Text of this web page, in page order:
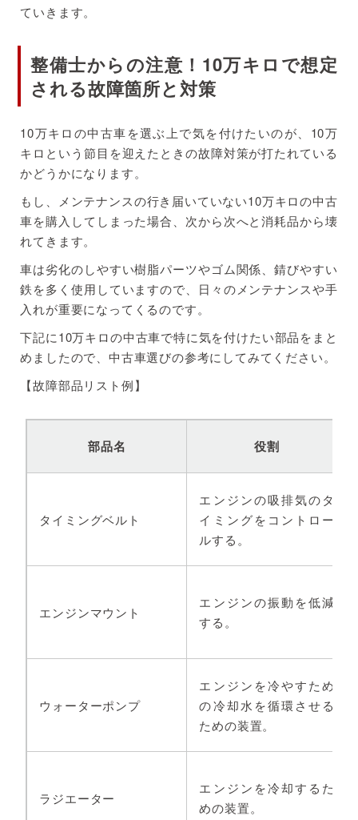
ていきます。
整備士からの注意！10万キロで想定
される故障箇所と対策
10万キロの中古車を選ぶ上で気を付けたいのが、10万
キロという節目を迎えたときの故障対策が打たれている
かどうかになります。
もし、メンテナンスの行き届いていない10万キロの中古
車を購入してしまった場合、次から次へと消耗品から壊
れてきます。
車は劣化のしやすい樹脂パーツやゴム関係、錆びやすい
鉄を多く使用していますので、日々のメンテナンスや手
入れが重要になってくるのです。
下記に10万キロの中古車で特に気を付けたい部品をまと
めましたので、中古車選びの参考にしてみてください。
【故障部品リスト例】
部品名 役割
タイミングベルト
エンジンの吸排気のタ
イミングをコントロー
ルする。
エンジンマウント
エンジンの振動を低減
する。
ウォーターポンプ
エンジンを冷やすため
の冷却水を循環させる
ための装置。
ラジエーター
エンジンを冷却するた
めの装置。